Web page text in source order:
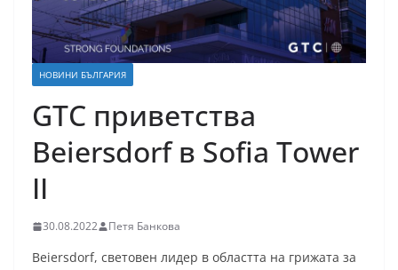
НОВИНИ БЪЛГАРИЯ
GTC приветства
Beiersdorf в Sofia Tower
II
30.08.2022 Петя Банкова
Beiersdorf, световен лидер в областта на грижата за